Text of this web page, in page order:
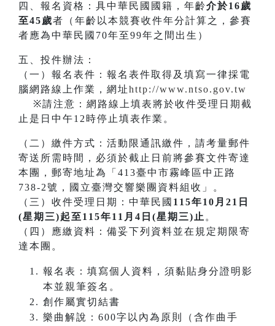
四、報名資格：具中華民國國籍，年齡介於16歲
至45歲者（年齡以本競賽收件年分計算之，參賽
者應為中華民國70年至99年之間出生）
五、投件辦法：
（一）報名表件：報名表件取得及填寫一律採電
腦網路線上作業，網址http://www.ntso.gov.tw
※請注意：網路線上填表將於收件受理日期截
止是日中午12時停止填表作業。
（二）繳件方式：活動限通訊繳件，請考量郵件
寄送所需時間，必須於截止日前將參賽文件寄達
本團，郵寄地址為「413臺中市霧峰區中正路
738-2號，國立臺灣交響樂團資料組收」。
（三）收件受理日期：中華民國 115年10月21日
(星期三)起至115年11月4日(星期三)止 。
（四）應繳資料：備妥下列資料並在規定期限寄
達本團。
報名表：填寫個人資料，須黏貼身分證明影
本並親筆簽名。
創作屬實切結書
樂曲解說：600字以內為原則（含作曲手